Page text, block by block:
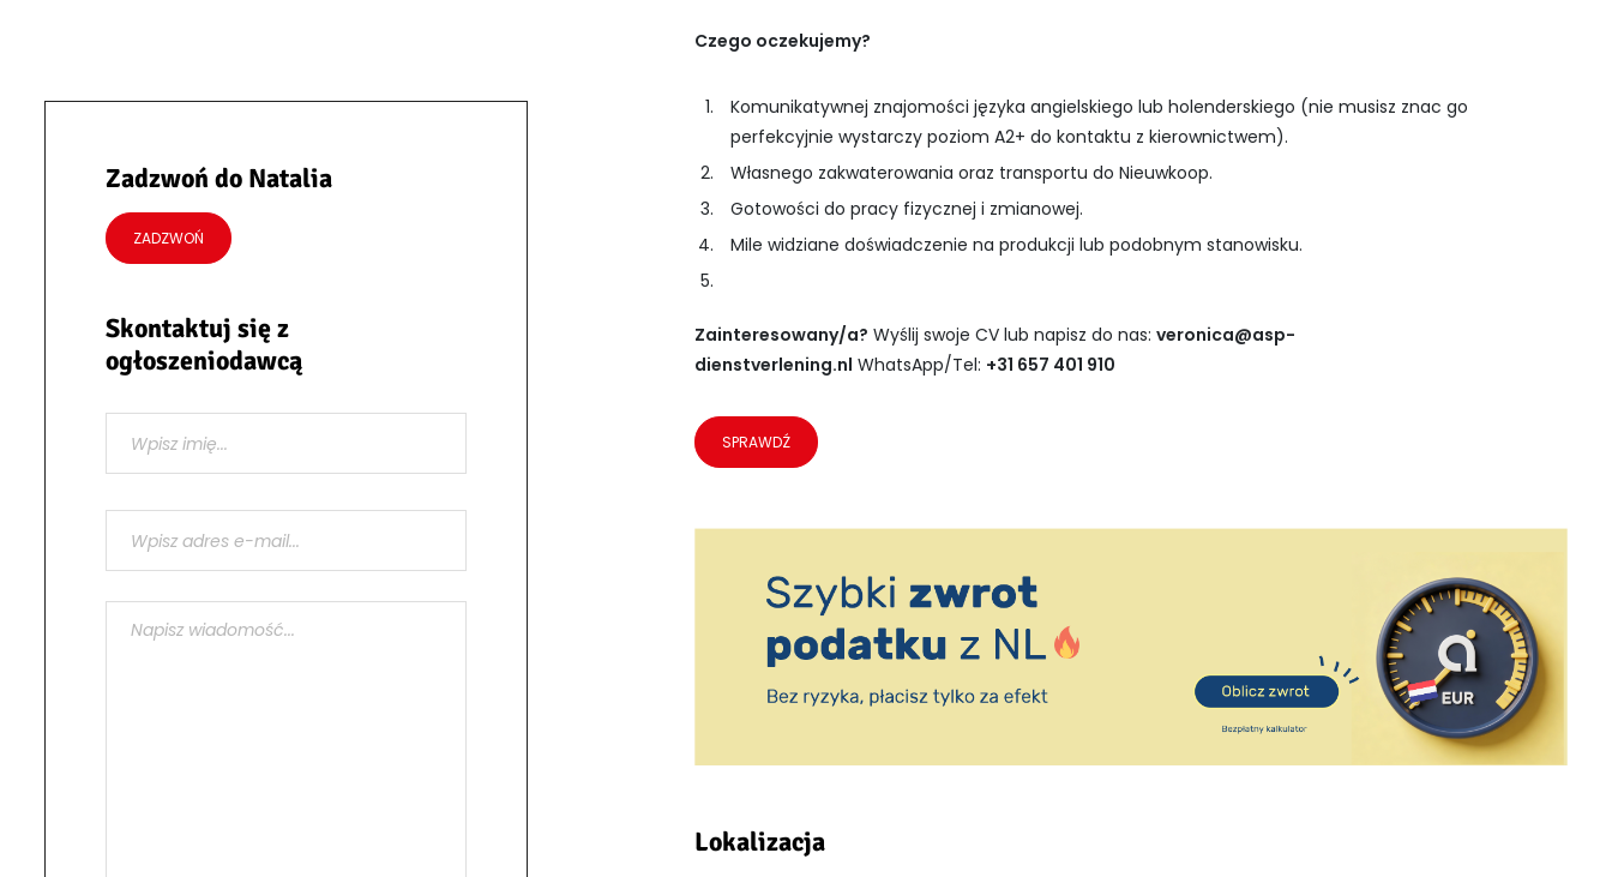
Zadzwoń do Natalia
ZADZWOŃ
Skontaktuj się z
ogłoszeniodawcą
Czego oczekujemy?
Komunikatywnej znajomości języka angielskiego lub holenderskiego (nie musisz znac go
perfekcyjnie wystarczy poziom A2+ do kontaktu z kierownictwem).
Własnego zakwaterowania oraz transportu do Nieuwkoop.
Gotowości do pracy fizycznej i zmianowej.
Mile widziane doświadczenie na produkcji lub podobnym stanowisku.
Zainteresowany/a? Wyślij swoje CV lub napisz do nas: veronica@asp-
dienstverlening.nl WhatsApp/Tel: +31 657 401 910
SPRAWDŹ
Lokalizacja